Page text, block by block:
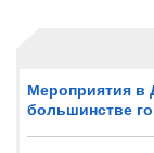
Мероприятия в
большинстве